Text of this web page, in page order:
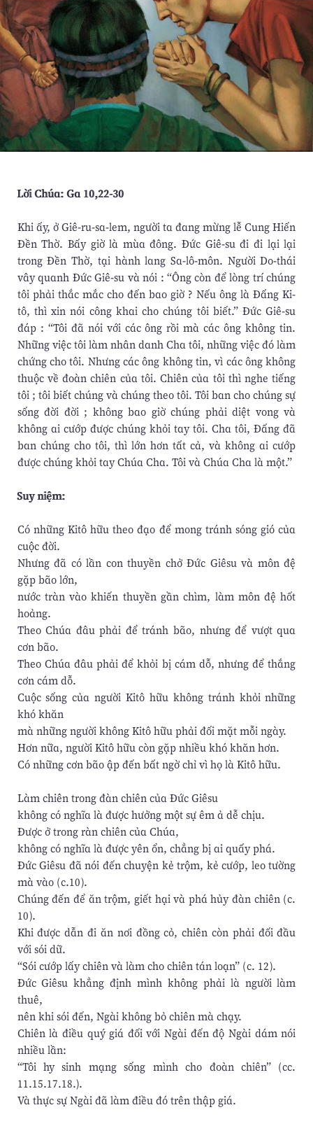
Lời Chúa: Ga 10,22-30
Khi ấy, ở Giê-ru-sa-lem, người ta đang mừng lễ Cung Hiến
Đền Thờ. Bấy giờ là mùa đông. Đức Giê-su đi đi lại lại
trong Đền Thờ, tại hành lang Sa-lô-môn. Người Do-thái
vây quanh Đức Giê-su và nói : “Ông còn để lòng trí chúng
tôi phải thắc mắc cho đến bao giờ ? Nếu ông là Đấng Ki-
tô, thì xin nói công khai cho chúng tôi biết.” Đức Giê-su
đáp : “Tôi đã nói với các ông rồi mà các ông không tin.
Những việc tôi làm nhân danh Cha tôi, những việc đó làm
chứng cho tôi. Nhưng các ông không tin, vì các ông không
thuộc về đoàn chiên của tôi. Chiên của tôi thì nghe tiếng
tôi ; tôi biết chúng và chúng theo tôi. Tôi ban cho chúng sự
sống đời đời ; không bao giờ chúng phải diệt vong và
không ai cướp được chúng khỏi tay tôi. Cha tôi, Đấng đã
ban chúng cho tôi, thì lớn hơn tất cả, và không ai cướp
được chúng khỏi tay Chúa Cha. Tôi và Chúa Cha là một.”
Suy niệm:
Có những Kitô hữu theo đạo để mong tránh sóng gió của
cuộc đời.
Nhưng đã có lần con thuyền chở Đức Giêsu và môn đệ
gặp bão lớn,
nước tràn vào khiến thuyền gần chìm, làm môn đệ hốt
hoảng.
Theo Chúa đâu phải để tránh bão, nhưng để vượt qua
cơn bão.
Theo Chúa đâu phải để khỏi bị cám dỗ, nhưng để thắng
cơn cám dỗ.
Cuộc sống của người Kitô hữu không tránh khỏi những
khó khăn
mà những người không Kitô hữu phải đối mặt mỗi ngày.
Hơn nữa, người Kitô hữu còn gặp nhiều khó khăn hơn.
Có những cơn bão ập đến bất ngờ chỉ vì họ là Kitô hữu.
Làm chiên trong đàn chiên của Đức Giêsu
không có nghĩa là được hưởng một sự êm ả dễ chịu.
Được ở trong ràn chiên của Chúa,
không có nghĩa là được yên ổn, chẳng bị ai quấy phá.
Đức Giêsu đã nói đến chuyện kẻ trộm, kẻ cướp, leo tường
mà vào (c.10).
Chúng đến để ăn trộm, giết hại và phá hủy đàn chiên (c.
10).
Khi được dẫn đi ăn nơi đồng cỏ, chiên còn phải đối đầu
với sói dữ.
“Sói cướp lấy chiên và làm cho chiên tán loạn” (c. 12).
Đức Giêsu khẳng định mình không phải là người làm
thuê,
nên khi sói đến, Ngài không bỏ chiên mà chạy.
Chiên là điều quý giá đối với Ngài đến độ Ngài dám nói
nhiều lần:
“Tôi hy sinh mạng sống mình cho đoàn chiên” (cc.
11.15.17.18.).
Và thực sự Ngài đã làm điều đó trên thập giá.